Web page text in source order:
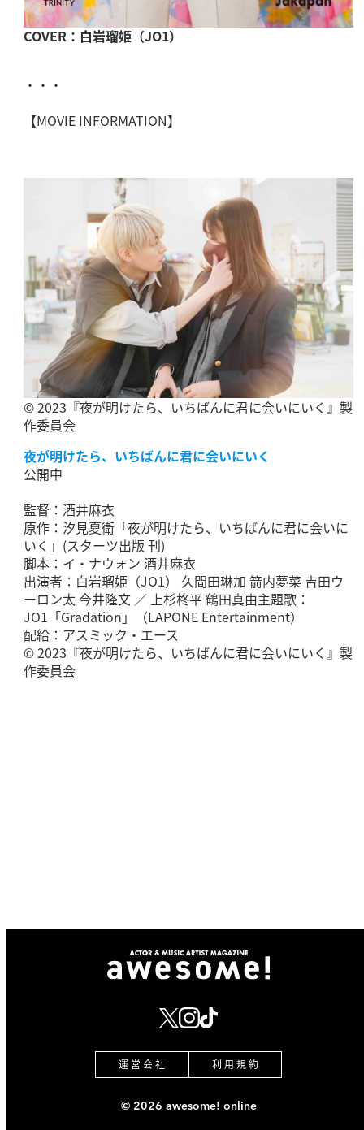
COVER ：白岩瑠姫（JO1）
・・・
【MOVIE INFORMATION】
© 2023『夜が明けたら、いちばんに君に会いにいく』製
作委員会
夜が明けたら、いちばんに君に会いにいく
公開中
監督：酒井麻衣
原作：汐見夏衛「夜が明けたら、いちばんに君に会いに
いく」(スターツ出版 刊)
脚本：イ・ナウォン 酒井麻衣
出演者：白岩瑠姫（JO1） 久間田琳加 箭内夢菜 吉田ウ
ーロン太 今井隆文 ／ 上杉柊平 鶴田真由主題歌：
JO1「Gradation」（LAPONE Entertainment）
配給：アスミック・エース
© 2023『夜が明けたら、いちばんに君に会いにいく』製
作委員会
運 営 会 社 利 用 規 約
© 2026 awesome! online